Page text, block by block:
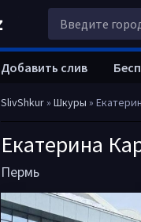
SlivShkur» Шкуры »
Екатерина
Пермь
Добавить слив